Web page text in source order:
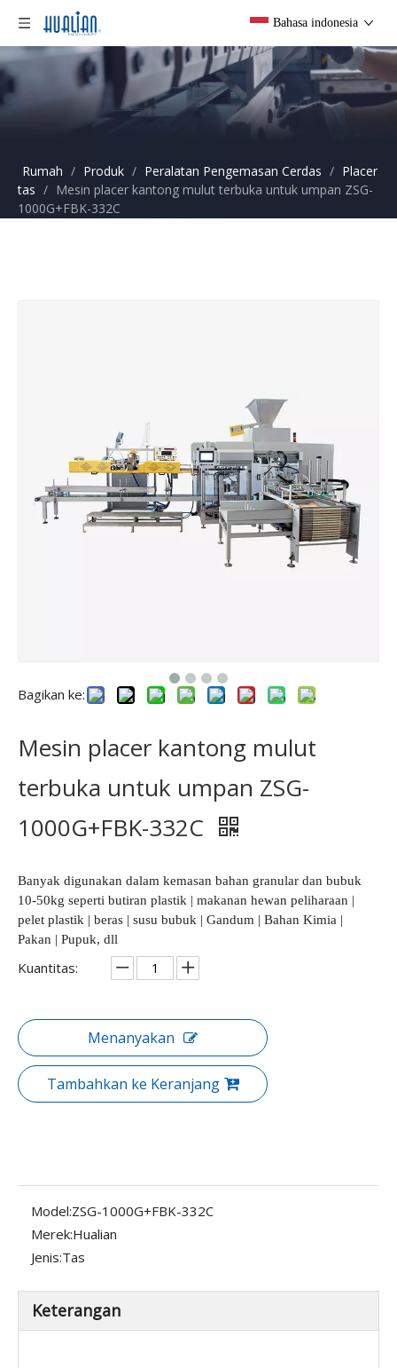
Bahasa indonesia
Rumah / Produk / Peralatan Pengemasan Cerdas / Placer
tas / Mesin placer kantong mulut terbuka untuk umpan ZSG-
1000G+FBK-332C
Bagikan ke:
Mesin placer kantong mulut
terbuka untuk umpan ZSG-
1000G+FBK-332C
Banyak digunakan dalam kemasan bahan granular dan bubuk
10-50kg seperti butiran plastik | makanan hewan peliharaan |
pelet plastik | beras | susu bubuk | Gandum | Bahan Kimia |
Pakan | Pupuk, dll
Kuantitas:
Menanyakan
Tambahkan ke Keranjang
Model:ZSG-1000G+FBK-332C
Merek:Hualian
Jenis:Tas
Keterangan